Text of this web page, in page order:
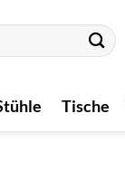
Tische